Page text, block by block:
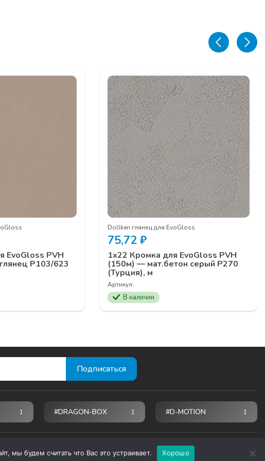
EvoGloss PVH
P103/623
Dollken глянец для EvoGloss
75,72 ₽
1х22 Кромка для EvoGloss PVH
(150м) — мат.бетон серый Р270
(Турция), м
Артикул:
В наличии
1 #DRAGON-BOX 1 #D-MOTION 1
мы будем считать что Вас это устраивает. Хорошо